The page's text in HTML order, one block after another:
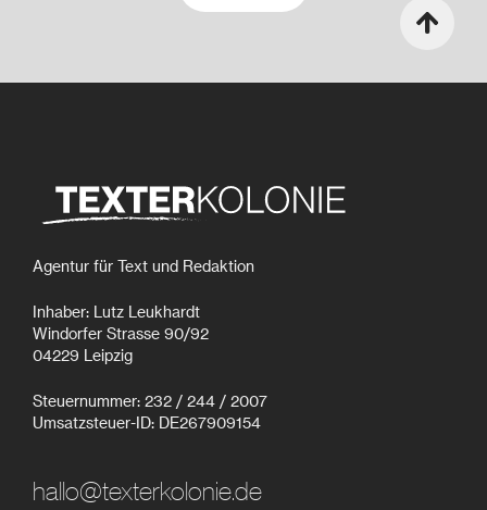
Agentur für Text und Redaktion
Inhaber: Lutz Leukhardt
Windorfer Strasse 90/92
04229 Leipzig
Steuernummer: 232 / 244 / 2007
Umsatzsteuer-ID: DE267909154
hallo@texterkolonie.de